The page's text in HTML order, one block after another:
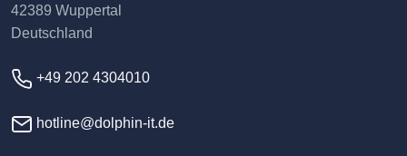
42389 Wuppertal
Deutschland
+49 202 4304010
hotline@dolphin-it.de